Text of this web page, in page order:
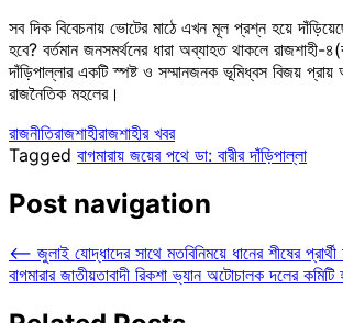
সব দিক বিবেচনায় ভোটের মাঠে এখন মূল প্রশ্ন হয়ে
হবে? বর্তমান জনসমর্থনের ধারা অব্যাহত থাকলে রাজশাহী-
দাঁড়িপাল্লার একটি স্পষ্ট ও সম্মানজনক ভূমিধ্বস বিজয় প্রায়
রাজনৈতিক মহলের।
রাজনীতিরাজশাহীরাজশাহীর খবর
Tagged বাগমারায় জয়ের পথে ডা: বারীর দাঁড়িপাল্লা
Post navigation
⟵ জুলাই যোদ্ধাদের সাথে মতবিনিময়ে ধানের শীষের
বাগমারার জাতীয়তাবাদী রিকশা ভ্যান অটোচালক দলের